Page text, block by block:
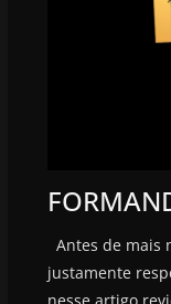
Antes de mais
justamente